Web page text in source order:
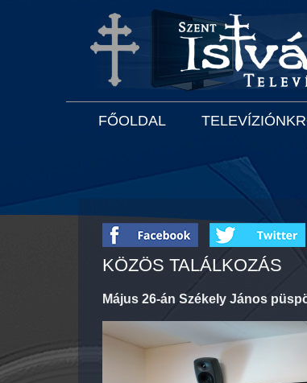
FŐOLDAL
KÖZÖS TALÁLKOZÁS
Május 26-án Székely János